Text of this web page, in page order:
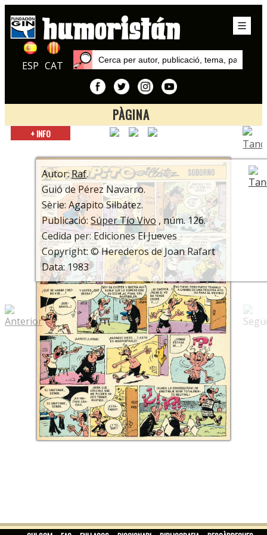
ESP CAT
PÀGINA
Inici
Súper Tío Vivo
+ INFO
Autor:Raf.
Guió de Pérez Navarro.
Sèrie: Agapito Silbátez.
Publicació:Súper Tío Vivo , núm. 126.
Cedida per: Ediciones El Jueves
Copyright: © Herederos de Joan Rafart
Data: 1983